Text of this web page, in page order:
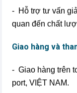
- Hỗ trợ tư vấn
quan đến chất
Giao hàng và
- Giao hàng trên
port, VIỆT NAM.